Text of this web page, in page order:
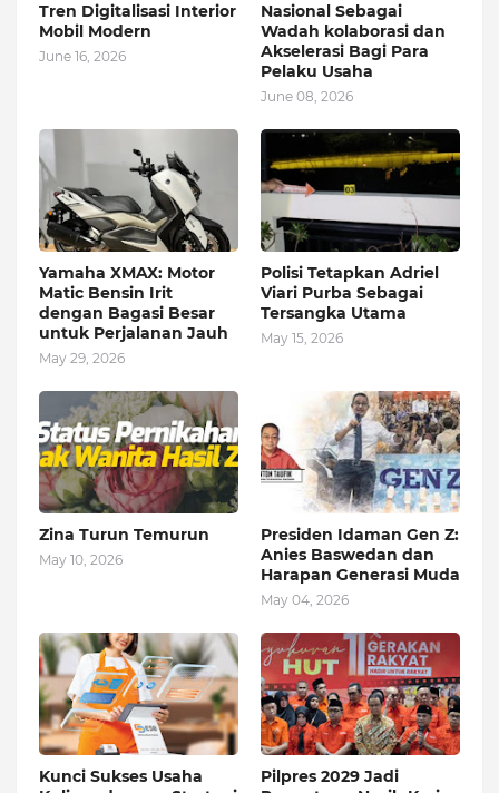
Tren Digitalisasi Interior
Mobil Modern
June 16, 2026
Nasional Sebagai
Wadah kolaborasi dan
Akselerasi Bagi Para
Pelaku Usaha
June 08, 2026
Yamaha XMAX: Motor
Matic Bensin Irit
dengan Bagasi Besar
untuk Perjalanan Jauh
May 29, 2026
Polisi Tetapkan Adriel
Viari Purba Sebagai
Tersangka Utama
May 15, 2026
Zina Turun Temurun
May 10, 2026
Presiden Idaman Gen Z:
Anies Baswedan dan
Harapan Generasi Muda
May 04, 2026
Kunci Sukses Usaha
Pilpres 2029 Jadi